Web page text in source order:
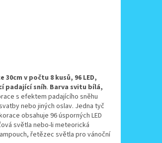
v počtu 8 kusů, 96 LED,
padající sníh. Barva svitu bílá,
s efektem padajícího sněhu
nebo jiných oslav. Jedna tyč
obsahuje 96 úsporných LED
světla nebo-li meteorická
řetězec světla pro vánoční